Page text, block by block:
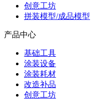
创意工坊
拼装模型/成品模型
产品中心
基础工具
涂装设备
涂装耗材
改造补品
创意工坊